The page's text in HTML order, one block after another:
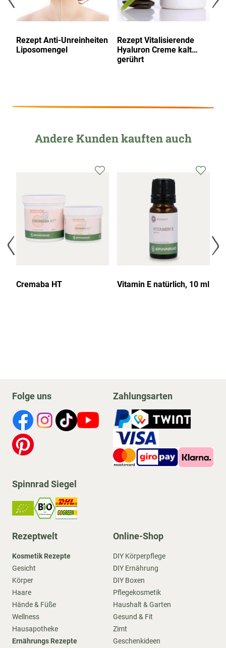
Rezept Anti-Unreinheiten
Liposomengel
Rezept Vitalisierende
Hyaluron Creme kalt
gerührt
Andere Kunden kauften auch
Cremaba HT Vitamin E natürlich, 10 ml
Folge uns Zahlungsarten
Spinnrad Siegel
Rezeptwelt
Kosmetik Rezepte
Gesicht
Körper
Haare
Hände & Füße
Wellness
Hausapotheke
Ernährungs Rezepte
Online-Shop
DIY Körperpflege
DIY Ernährung
DIY Boxen
Pflegekosmetik
Haushalt & Garten
Gesund & Fit
Zimt
Geschenkideen